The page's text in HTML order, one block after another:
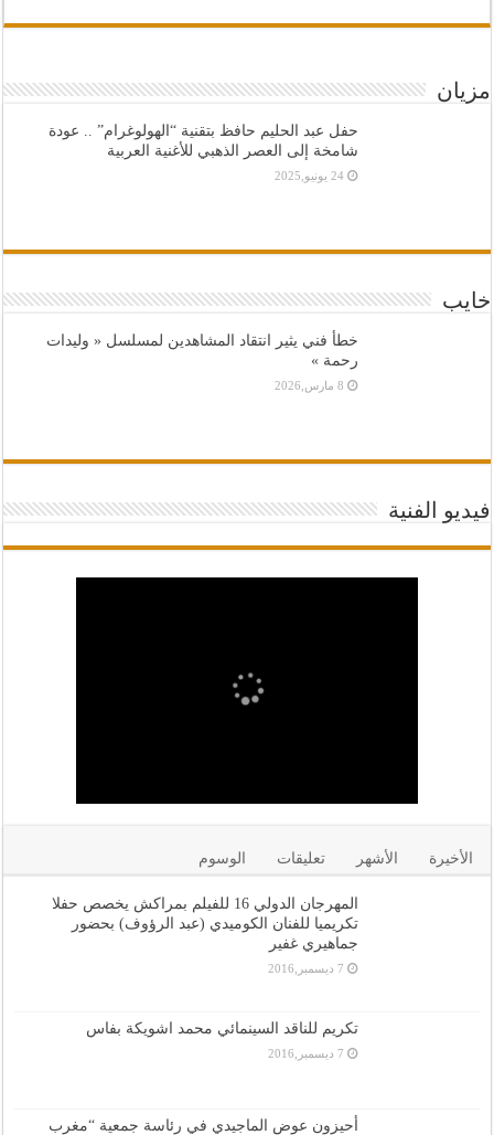
مزيان
حفل عبد الحليم حافظ بتقنية “الهولوغرام” .. عودة
شامخة إلى العصر الذهبي للأغنية العربية
24 يونيو,2025
خايب
خطأ فني يثير انتقاد المشاهدين لمسلسل « وليدات
رحمة »
8 مارس,2026
فيديو الفنية
الأخيرة الأشهر تعليقات الوسوم
المهرجان الدولي 16 للفيلم بمراكش يخصص حفلا
تكريميا للفنان الكوميدي (عبد الرؤوف) بحضور
جماهيري غفير
7 ديسمبر,2016
تكريم للناقد السينمائي محمد اشويكة بفاس
7 ديسمبر,2016
أحيزون عوض الماجيدي في رئاسة جمعية “مغرب